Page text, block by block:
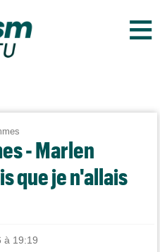
≡
- Marlen
que je n'allais
à 19:19